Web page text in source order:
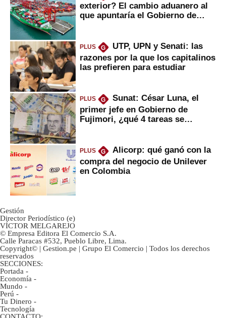
exterior? El cambio aduanero al
que apuntaría el Gobierno de
PLUS G
UTP, UPN y Senati: las
razones por la que los capitalinos
las prefieren para estudiar
PLUS G
Sunat: César Luna, el
primer jefe en Gobierno de
Fujimori, ¿qué 4 tareas se
PLUS G
Alicorp: qué ganó con la
compra del negocio de Unilever
en Colombia
Gestión
Director Periodístico (e)
VÍCTOR MELGAREJO
© Empresa Editora El Comercio S.A.
Calle Paracas #532, Pueblo Libre, Lima.
Copyright© | Gestion.pe | Grupo El Comercio | Todos los derechos
reservados
SECCIONES:
Portada -
Economía -
Mundo -
Perú -
Tu Dinero -
Tecnología
CONTACTO: